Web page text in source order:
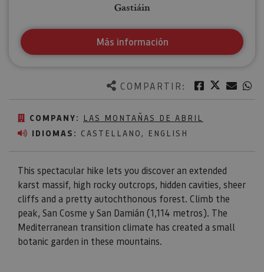
COMPARTIR: Facebook
Twitter
COMPANY: LAS MONTAÑAS DE ABRIL
IDIOMAS: CASTELLANO, ENGLISH
This spectacular hike lets you discover an extended
karst massif, high rocky outcrops, hidden cavities, sheer
cliffs and a pretty autochthonous forest. Climb the
peak, San Cosme y San Damián (1,114 metros). The
Mediterranean transition climate has created a small
botanic garden in these mountains.
Gastiáin
Más información